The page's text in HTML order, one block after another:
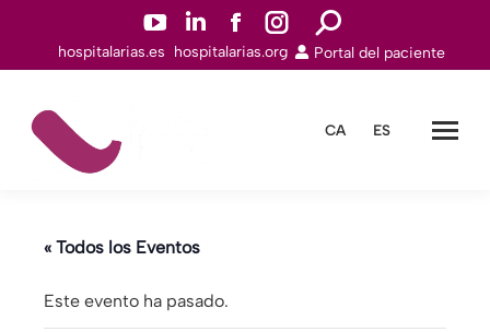
YouTuben
abre
Linkedinn
abre
Facebookn
abre
Instagramn
abre
Buscar:
hospitalarias.es hospitalarias.org Portal del paciente
CA ES
« Todos los Eventos
Este evento ha pasado.